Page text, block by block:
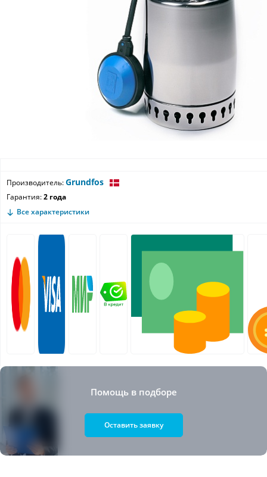
Производитель:Grundfos
Гарантия:2 года
Все характеристики
Помощь в подборе
Оставить заявку